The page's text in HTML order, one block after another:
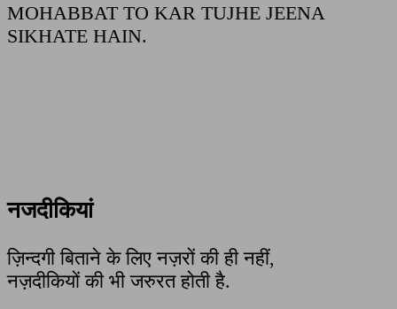
MOHABBAT TO KAR TUJHE JEENA
SIKHATE HAIN.
नजदीकियां
ज़िन्दगी बिताने के लिए नज़रों की ही नहीं,
नज़दीकियों की भी जरुरत होती है.